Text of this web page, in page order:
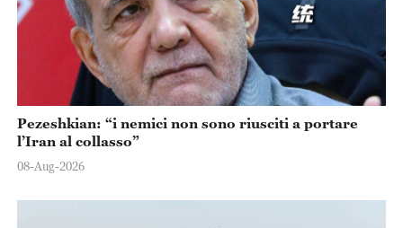
Pezeshkian: “i nemici non sono riusciti a portare
l’Iran al collasso”
08-Aug-2026